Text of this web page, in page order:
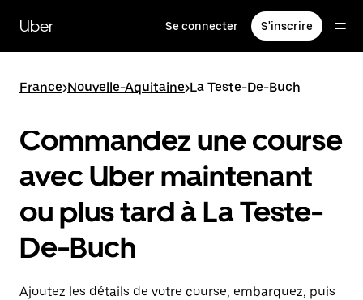
contenu
principal
Uber Se connecter S'inscrire
France>Nouvelle-Aquitaine>La Teste-De-Buch
Commandez une course
avec Uber maintenant
ou plus tard à La Teste-
De-Buch
Ajoutez les détails de votre course, embarquez, puis